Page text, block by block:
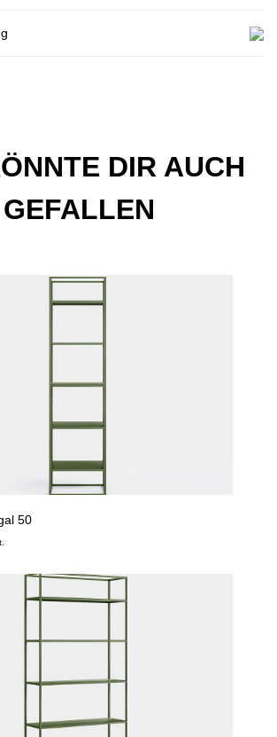
DIR AUCH
GEFALLEN
50